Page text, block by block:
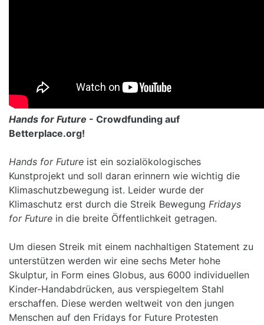
Hands for Future - Crowdfunding auf
Betterplace.org!
Hands for Future ist ein sozialökologisches
Kunstprojekt und soll daran erinnern wie wichtig die
Klimaschutzbewegung ist. Leider wurde der
Klimaschutz erst durch die Streik Bewegung Fridays
for Future in die breite Öffentlichkeit getragen.
Um diesen Streik mit einem nachhaltigen Statement zu
unterstützen werden wir eine sechs Meter hohe
Skulptur, in Form eines Globus, aus 6000 individuellen
Kinder-Handabdrücken, aus verspiegeltem Stahl
erschaffen. Diese werden weltweit von den jungen
Menschen auf den Fridays for Future Protesten